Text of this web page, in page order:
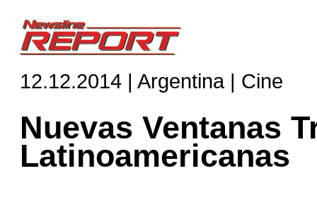
12.12.2014 | Argentina | Cine
Nuevas Ventanas
Latinoamericanas